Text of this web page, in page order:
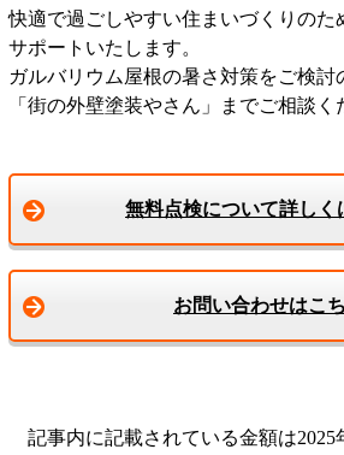
快適で過ごしやすい住まいづくりのた
サポートいたします。
ガルバリウム屋根の暑さ対策をご検討
「街の外壁塗装やさん」までご相談く
無料点検について詳しく
お問い合わせはこ
記事内に記載されている金額は2025